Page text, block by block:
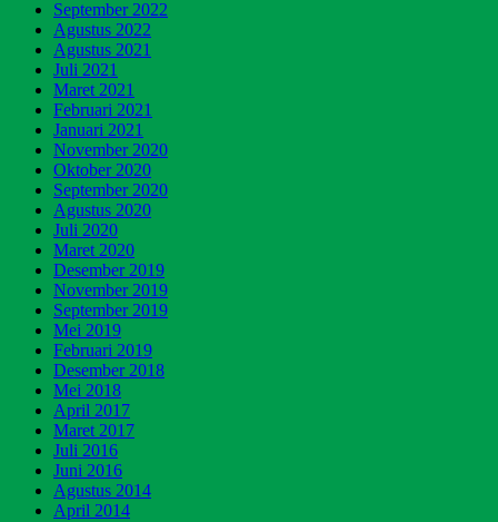
September 2022
Agustus 2022
Agustus 2021
Juli 2021
Maret 2021
Februari 2021
Januari 2021
November 2020
Oktober 2020
September 2020
Agustus 2020
Juli 2020
Maret 2020
Desember 2019
November 2019
September 2019
Mei 2019
Februari 2019
Desember 2018
Mei 2018
April 2017
Maret 2017
Juli 2016
Juni 2016
Agustus 2014
April 2014